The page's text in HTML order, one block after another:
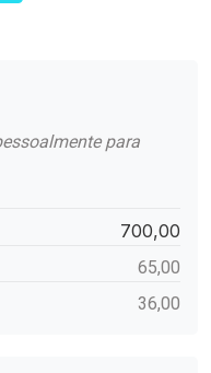
para
700,00
65,00
36,00